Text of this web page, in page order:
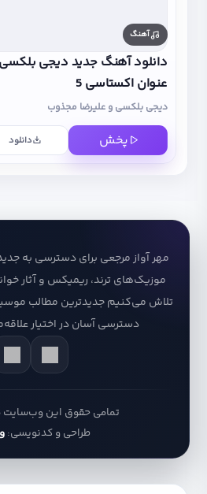
آهنگ
دانلود آهنگ جدید دیجی
عنوان اکستاسی 5
دیجی بلکسی و علیرضا مجذوب
پخش دانلود
مهر آواز مرجعی برای دسترسی به
موزیک‌های ترند، ریمیکس و آثار
تلاش می‌کنیم جدیدترین مطالب
دسترسی آسان در اختیار
تمامی حقوق این
طراحی و کدنویسی: